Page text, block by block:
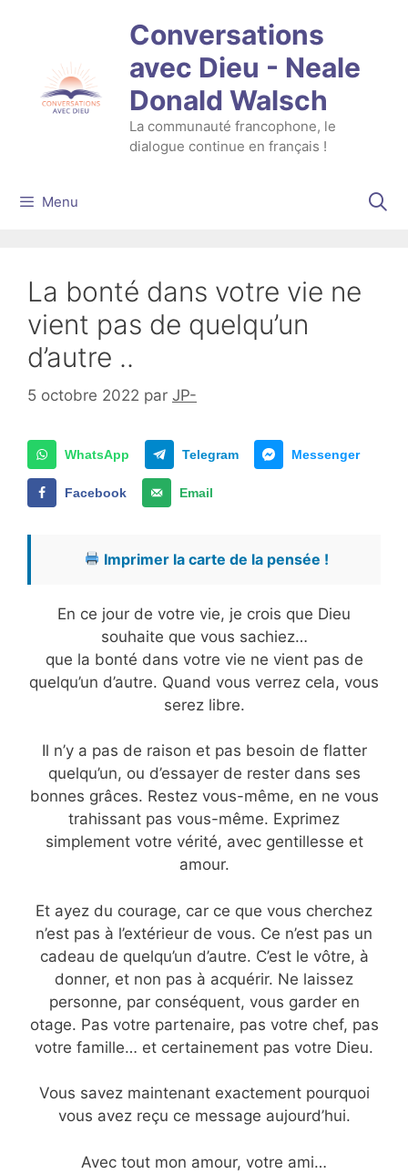
Conversations
avec Dieu - Neale
Donald Walsch
La communauté francophone, le
dialogue continue en français !
Menu
La bonté dans votre vie ne
vient pas de quelqu’un
d’autre ..
5 octobre 2022 par JP-
WhatsApp Telegram Messenger
Facebook Email
Imprimer la carte de la pensée !
En ce jour de votre vie, je crois que Dieu
souhaite que vous sachiez…
que la bonté dans votre vie ne vient pas de
quelqu’un d’autre. Quand vous verrez cela, vous
serez libre.
Il n’y a pas de raison et pas besoin de flatter
quelqu’un, ou d’essayer de rester dans ses
bonnes grâces. Restez vous-même, en ne vous
trahissant pas vous-même. Exprimez
simplement votre vérité, avec gentillesse et
amour.
Et ayez du courage, car ce que vous cherchez
n’est pas à l’extérieur de vous. Ce n’est pas un
cadeau de quelqu’un d’autre. C’est le vôtre, à
donner, et non pas à acquérir. Ne laissez
personne, par conséquent, vous garder en
otage. Pas votre partenaire, pas votre chef, pas
votre famille… et certainement pas votre Dieu.
Vous savez maintenant exactement pourquoi
vous avez reçu ce message aujourd’hui.
Avec tout mon amour, votre ami…